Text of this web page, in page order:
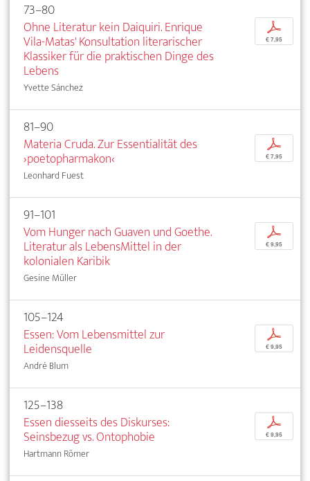
73–80
Ohne Literatur kein Daiquiri. Enrique
Vila-Matas' Konsultation literarischer
Klassiker für die praktischen Dinge des
Lebens
Yvette Sánchez
p
€ 7,95
81–90
Materia Cruda. Zur Essentialität des
›poetopharmakon‹
Leonhard Fuest
p
€ 7,95
91–101
Vom Hunger nach Guaven und Goethe.
Literatur als LebensMittel in der
kolonialen Karibik
Gesine Müller
p
€ 9,95
105–124
Essen: Vom Lebensmittel zur
Leidensquelle
André Blum
p
€ 9,95
125–138
Essen diesseits des Diskurses:
Seinsbezug vs. Ontophobie
Hartmann Römer
p
€ 9,95